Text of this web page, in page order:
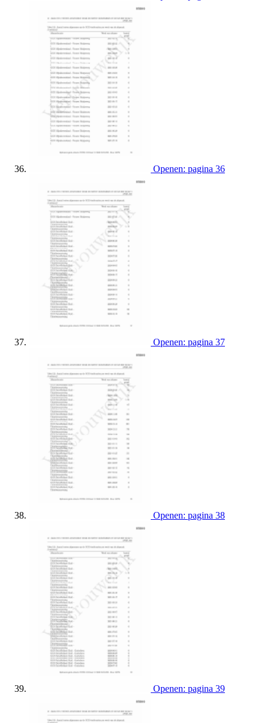
Openen: pagina 36
Openen: pagina 37
Openen: pagina 38
Openen: pagina 39